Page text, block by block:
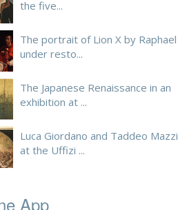
the five...
The portrait of Lion X by Raphael
under resto...
The Japanese Renaissance in an
exhibition at ...
Luca Giordano and Taddeo Mazzi
at the Uffizi ...
App